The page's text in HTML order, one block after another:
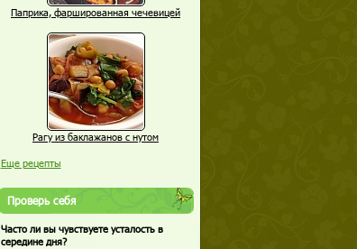
Паприка, фаршированная чечевицей
Рагу из баклажанов с нутом
Еще рецепты
Проверь себя
Часто ли вы чувствуете усталость в
середине дня?